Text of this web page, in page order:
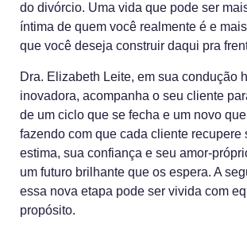
do divórcio. Uma vida que pode ser
íntima de quem você realmente é e
que você deseja construir daqui pra
Dra. Elizabeth Leite, em sua condução
inovadora, acompanha o seu cliente
de um ciclo que se fecha e um novo
fazendo com que cada cliente recupere
estima, sua confiança e seu amor-
um futuro brilhante que os espera. A
essa nova etapa pode ser vivida com
propósito.